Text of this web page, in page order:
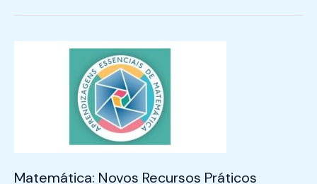
Matemática: Novos Recursos Práticos